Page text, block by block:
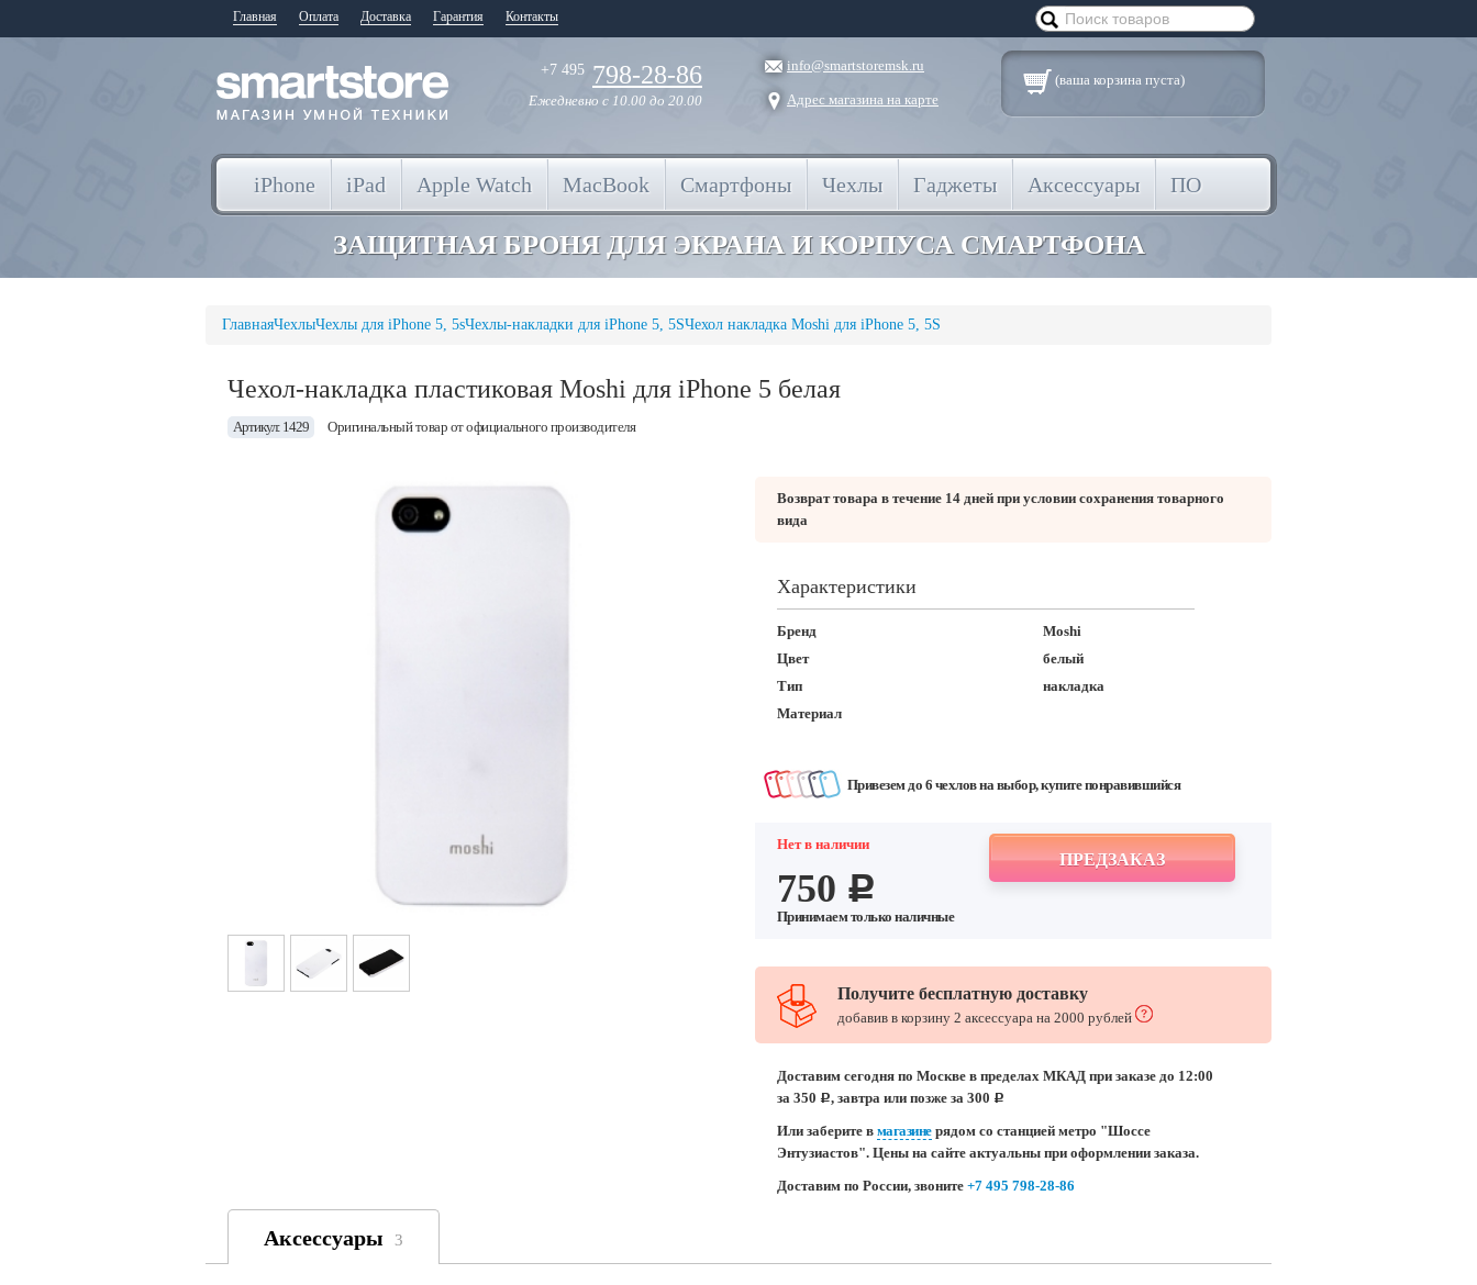
Главная Оплата Доставка Гарантия Контакты
+7 495 798-28-86
Ежедневно с 10.00 до 20.00
info@smartstoremsk.ru
Адрес магазина на карте
(ваша корзина пуста)
iPhone iPad Apple Watch MacBook Смартфоны Чехлы Гаджеты Аксессуары ПО
ЗАЩИТНАЯ БРОНЯ ДЛЯ ЭКРАНА И КОРПУСА СМАРТФОНА
ГлавнаяЧехлыЧехлы для iPhone 5, 5sЧехлы-накладки для iPhone 5, 5SЧехол накладка Moshi для iPhone 5, 5S
Чехол-накладка пластиковая Moshi для iPhone 5 белая
Артикул: 1429 Оригинальный товар от официального производителя
Возврат товара в течение 14 дней при условии сохранения товарного
вида
Характеристики
Бренд
Moshi
Цвет
белый
Тип
накладка
Материал
Привезем до 6 чехлов на выбор, купите понравившийся
Нет в наличии
750 c
Принимаем только наличные
ПРЕДЗАКАЗ
Получите бесплатную доставку
добавив в корзину 2 аксессуара на 2000 рублей
Доставим сегодня по Москве в пределах МКАД при заказе до 12:00
за 350 c, завтра или позже за 300 c
Или заберите в магазинерядом со станцией метро "Шоссе
Энтузиастов". Цены на сайте актуальны при оформлении заказа.
Доставим по России, звоните +7 495 798-28-86
Аксессуары 3